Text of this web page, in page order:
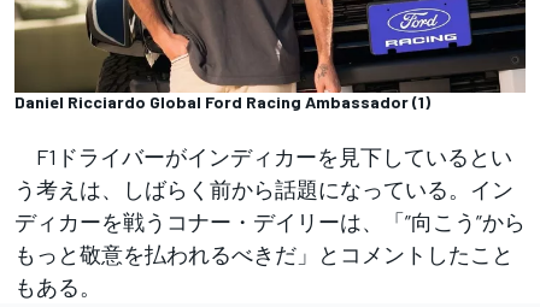
Daniel Ricciardo Global Ford Racing Ambassador (1)
F1ドライバーがインディカーを見下しているとい
う考えは、しばらく前から話題になっている。イン
ディカーを戦うコナー・デイリーは、「”向こう”から
もっと敬意を払われるべきだ」とコメントしたこと
もある。